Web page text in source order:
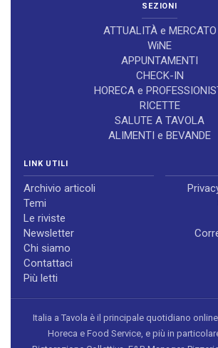
SEZIONI
ATTUALITÀ e MERCATO
WiNE
APPUNTAMENTI
CHECK-IN
HORECA e
RICETTE
SALUTE A TAVOLA
ALIMENTI e BEVANDE
LINK UTILI
Archivio articoli
Temi
Le riviste
Newsletter
Chi siamo
Contattaci
Più letti
Italia a Tavola è il principale quotidiano
Horeca e Food Service, e più in